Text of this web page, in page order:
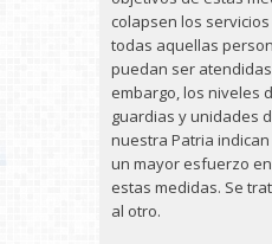
colapsen los
todas aquellas
puedan ser
embargo, los niveles
guardias y unidades
nuestra Patria
un mayor esfuerzo
estas medidas. Se
al otro.